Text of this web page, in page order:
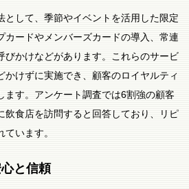
として、季節やイベントを活用した限定
カードやメンバーズカードの導入、常連
びかけなどがあります。これらのサービ
かけずに実施でき、顧客のロイヤルティ
ます。アンケート調査では6割強の顧客
飲食店を訪問すると回答しており、リピ
います。
と信頼